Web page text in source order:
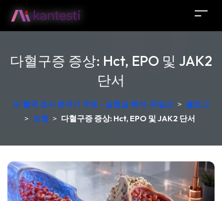
다혈구증 증상: Hct, EPO 및 JAK2
단서
AI 혈액 검사 분석기 무료 - 실험실 해석, 독일산 > 블로그
> 조항 > 다혈구증 증상: Hct, EPO 및 JAK2 단서